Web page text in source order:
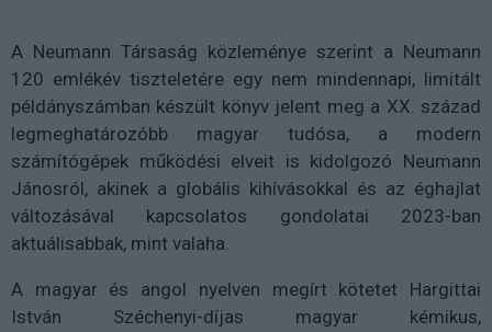
A Neumann Társaság közleménye szerint a Neumann
120 emlékév tiszteletére egy nem mindennapi, limitált
példányszámban készült könyv jelent meg a XX. század
legmeghatározóbb magyar tudósa, a modern
számítógépek működési elveit is kidolgozó Neumann
Jánosról, akinek a globális kihívásokkal és az éghajlat
változásával kapcsolatos gondolatai 2023-ban
aktuálisabbak, mint valaha.
A magyar és angol nyelven megírt kötetet Hargittai
István Széchenyi-díjas magyar kémikus,